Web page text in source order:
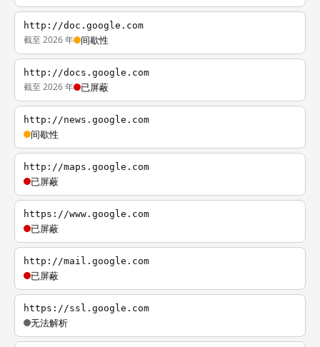
http://doc.google.com
截至 2026 年 间歇性
http://docs.google.com
截至 2026 年 已屏蔽
http://news.google.com
间歇性
http://maps.google.com
已屏蔽
https://www.google.com
已屏蔽
http://mail.google.com
已屏蔽
https://ssl.google.com
无法解析